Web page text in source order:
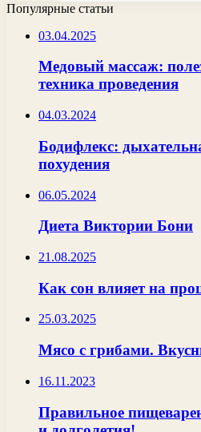
Популярные статьи
03.04.2025
Медовый массаж:
техника проведения
04.03.2024
Бодифлекс:
похудения
06.05.2024
Диета Виктории Бони
21.08.2025
Как сон влияет на
25.03.2025
Мясо с грибами.
16.11.2023
Правильное